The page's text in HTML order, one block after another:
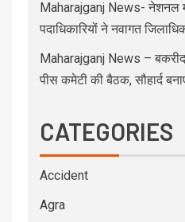
Maharajganj News- नेशनल
पदाधिकारियों ने नवागत
Maharajganj News –
पीस कमेटी की बैठक, सौहार्द
CATEGORIES
Accident
Agra